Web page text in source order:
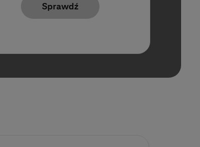
Sprawdź